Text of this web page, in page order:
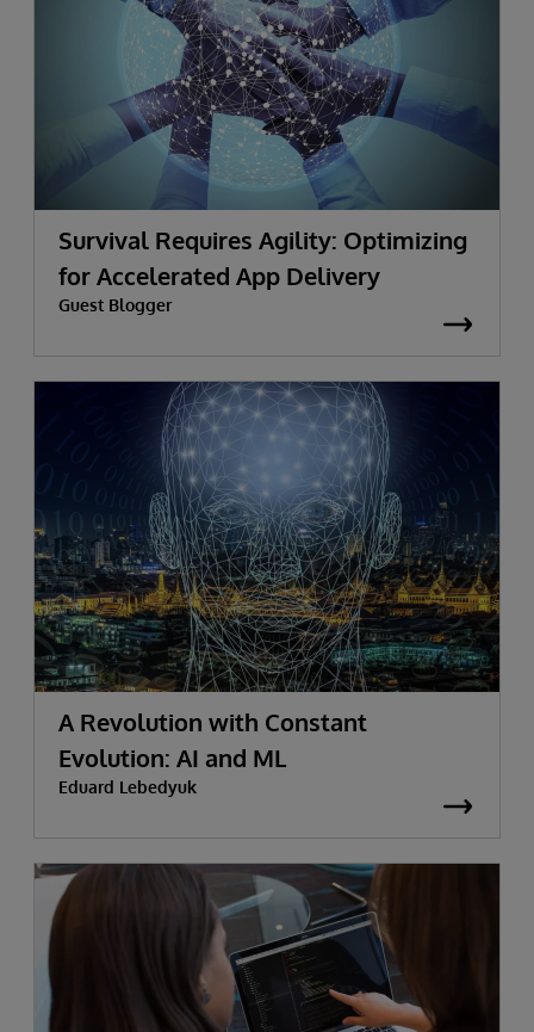
Survival Requires Agility: Optimizing
for Accelerated App Delivery
Guest Blogger
A Revolution with Constant
Evolution: AI and ML
Eduard Lebedyuk